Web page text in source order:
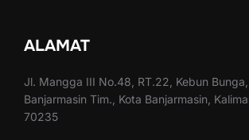
ALAMAT
Jl. Mangga III No.48, RT.22, Kebun Bunga,
Banjarmasin Tim., Kota Banjarmasin,
70235